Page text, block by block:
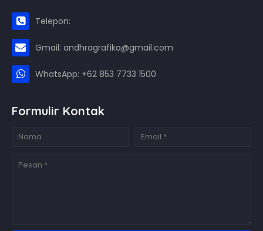
Telepon:
Gmail: andhragrafika@gmail.com
WhatsApp: +62 853 7733 1500
Formulir Kontak